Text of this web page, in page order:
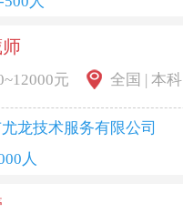
元 全国 | 本科
龙技术服务有限公司
人